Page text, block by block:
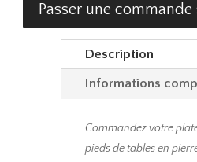
Passer une
Description
Informations
Commandez votre
pieds de tables en